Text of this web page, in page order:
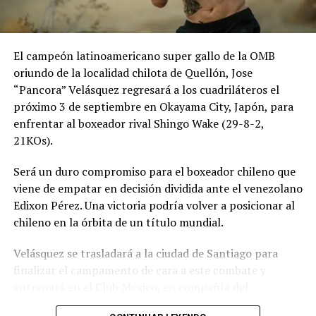
El campeón latinoamericano super gallo de la OMB
oriundo de la localidad chilota de Quellón, Jose
“Pancora” Velásquez regresará a los cuadriláteros el
próximo 3 de septiembre en Okayama City, Japón, para
enfrentar al boxeador rival Shingo Wake (29-8-2,
21KOs).
Será un duro compromiso para el boxeador chileno que
viene de empatar en decisión dividida ante el venezolano
Edixon Pérez. Una victoria podría volver a posicionar al
chileno en la órbita de un título mundial.
Velásquez se trasladará a la ciudad de Santiago para
finalizar el campamento de cara a este combate y
excampeón chileno y sudamericano Miguel “Aguja”